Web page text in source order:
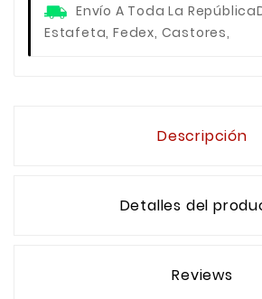
Envío A Toda La República
Estafeta, Fedex, Castores,
Descripción
Detalles del
Reviews